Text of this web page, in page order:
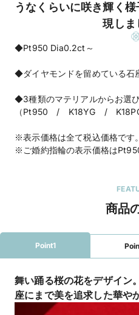
うなくらいに咲き輝く
現しま
◆Pt950 Dia0.2ct～
◆ダイヤモンドを留めている石
◆3種類のマテリアルからお選び
（Pt950 / K18YG / K18PG
※表示価格は全て税込価格です。
※ご婚約指輪の表示価格は
商品
Point1
舞い踊る桜の花をデザイン
座にまで美を追求した華や